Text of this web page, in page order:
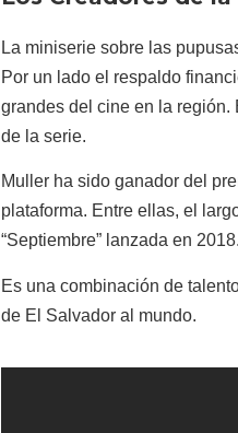
La miniserie sobre las
Por un lado el respaldo
grandes del cine en la región.
de la serie.
Muller ha sido ganador del
plataforma. Entre ellas, el
“Septiembre” lanzada en 2018.
Es una combinación de
de El Salvador al mundo.